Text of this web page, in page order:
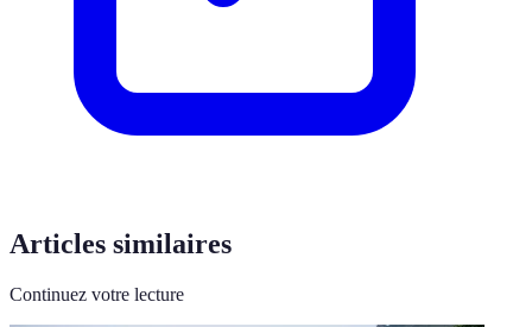
Articles similaires
Continuez votre lecture